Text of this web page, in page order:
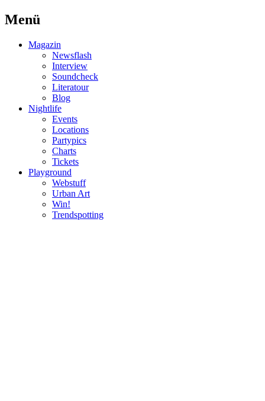
Menü
Magazin
Newsflash
Interview
Soundcheck
Literatour
Blog
Nightlife
Events
Locations
Partypics
Charts
Tickets
Playground
Webstuff
Urban Art
Win!
Trendspotting